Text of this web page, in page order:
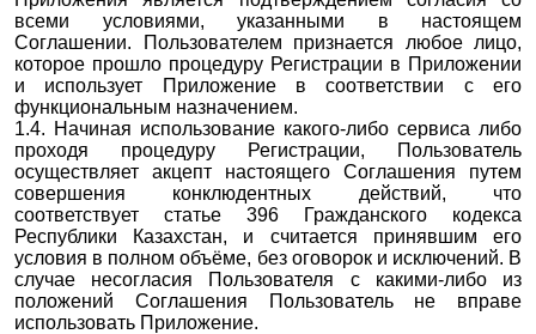
всеми условиями, указанными в настоящем
Соглашении. Пользователем признается любое лицо,
которое прошло процедуру Регистрации в Приложении
и использует Приложение в соответствии с его
функциональным назначением.
1.4. Начиная использование какого-либо сервиса либо
проходя процедуру Регистрации, Пользователь
осуществляет акцепт настоящего Соглашения путем
совершения конклюдентных действий, что
соответствует статье 396 Гражданского кодекса
Республики Казахстан, и считается принявшим его
условия в полном объёме, без оговорок и исключений. В
случае несогласия Пользователя с какими-либо из
положений Соглашения Пользователь не вправе
использовать Приложение.